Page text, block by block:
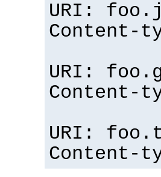
URI:
Content-
URI:
Content-
URI:
Content-